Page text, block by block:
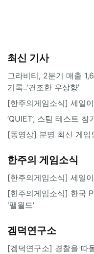
최신 기사
그라비티, 2분기 매출
기록..'견조한 우상향'
[한주의게임소식] 세일
‘QUIET’, 스팀 테스트
[동영상] 분명 최신 게임
한주의 게임소식
[한주의게임소식] 세일
[힌주의게임소식] 한국
'팰월드'
겜덕연구소
[겜덕연구소] 경찰을 따